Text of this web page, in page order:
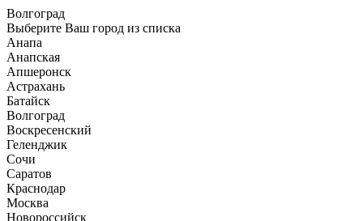
Волгоград
Выберите Ваш город из списка
Анапа
Анапская
Апшеронск
Астрахань
Батайск
Волгоград
Воскресенский
Геленджик
Сочи
Саратов
Краснодар
Москва
Новороссийск